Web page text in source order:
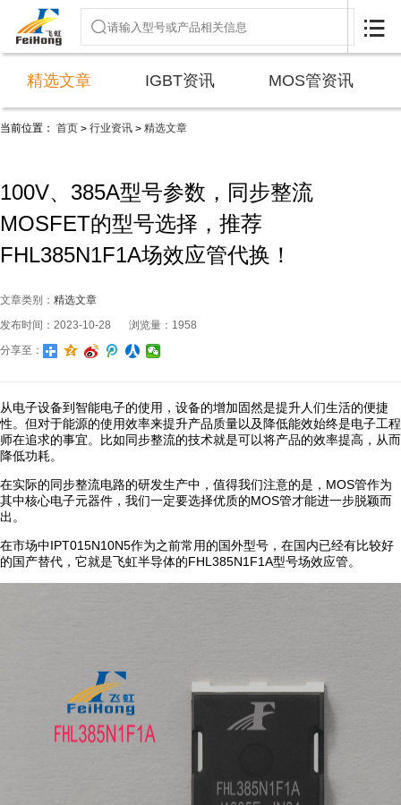

精选文章 IGBT资讯 MOS管资讯
当前位置： 首页 > 行业资讯 > 精选文章
100V、385A型号参数，同步整流
MOSFET的型号选择，推荐
FHL385N1F1A场效应管代换！
文章类别： 精选文章
发布时间：2023-10-28
浏览量：1958
分享至：
从电子设备到智能电子的使用，设备的增加固然是提升人们生活的便捷
性。但对于能源的使用效率来提升产品质量以及降低能效始终是电子工程
师在追求的事宜。比如同步整流的技术就是可以将产品的效率提高，从而
降低功耗。
在实际的同步整流电路的研发生产中，值得我们注意的是，MOS管作为
其中核心电子元器件，我们一定要选择优质的MOS管才能进一步脱颖而
出。
在市场中IPT015N10N5作为之前常用的国外型号，在国内已经有比较好
的国产替代，它就是飞虹半导体的FHL385N1F1A型号场效应管。